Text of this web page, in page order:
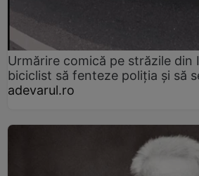
Urmărire comică pe străzile din
biciclist să fenteze poliția și să
adevarul.ro